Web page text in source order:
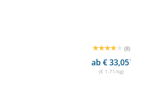
(8)
ab € 33,051
(€ 1,71/kg)